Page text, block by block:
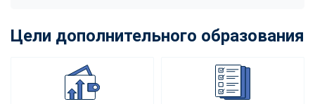
Цели дополнительного образования